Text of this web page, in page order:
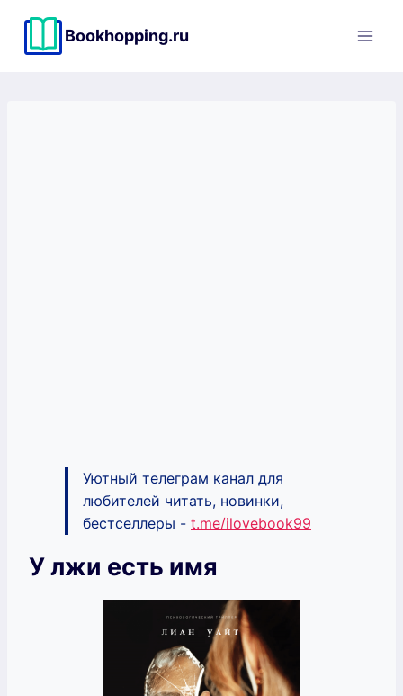
содержимому
Bookhopping.ru
Уютный телеграм канал для
любителей читать, новинки,
бестселлеры - t.me/ilovebook99
У лжи есть имя